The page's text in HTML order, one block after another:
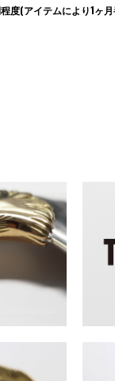
度(アイテムにより1ヶ